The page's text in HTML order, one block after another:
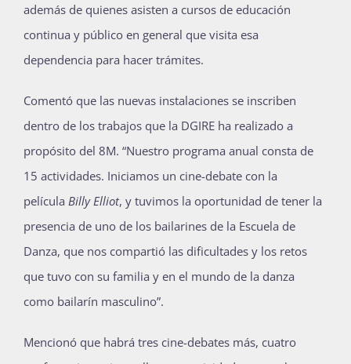
además de quienes asisten a cursos de educación
continua y público en general que visita esa
dependencia para hacer trámites.
Comentó que las nuevas instalaciones se inscriben
dentro de los trabajos que la DGIRE ha realizado a
propósito del 8M. “Nuestro programa anual consta de
15 actividades. Iniciamos un cine-debate con la
película Billy Elliot, y tuvimos la oportunidad de tener la
presencia de uno de los bailarines de la Escuela de
Danza, que nos compartió las dificultades y los retos
que tuvo con su familia y en el mundo de la danza
como bailarín masculino”.
Mencionó que habrá tres cine-debates más, cuatro